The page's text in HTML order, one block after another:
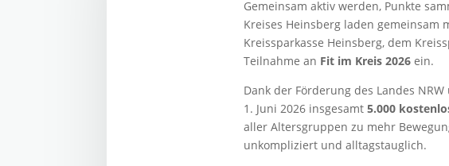
Gemeinsam aktiv werden, Punkte
Kreises Heinsberg laden gemeinsam
Kreissparkasse Heinsberg, dem
Teilnahme an Fit im Kreis 2026ein.
Dank der Förderung des Landes
1. Juni 2026 insgesamt 5.000
aller Altersgruppen zu mehr
unkompliziert und alltagstauglich.